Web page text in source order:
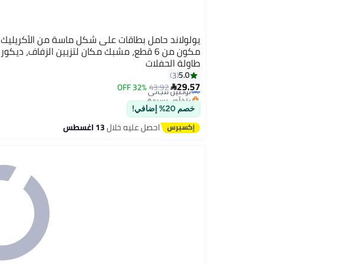
يولولاند حامل بطاقات على شكل ماسة من الأكريليك
مكون من 6 قطع، مشبك مكان لتزيين الزفاف، ديكور
طاولة الحفلات
5.0
3
29.57
43.92
32% OFFتوصيل مجاني
بتخلّص بسرعة
توصيل مجاني
خصم 20% إضافي!
احصل عليه خلال13 اغسطس